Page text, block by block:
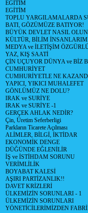
EGİTİM
EGİTİM
TOPLU YARGILAMALARDA
BATI, GÖZÜMÜZE BATIYOR!
BÜYÜK DEVLET NASIL
KÜLTÜR, BİLİM
MEDYA ve İLETİŞİM
YAZ, KIŞ SAATİ
ÇİN UÇUYOR DÜNYA ve BİZ
CUMHURİYET
CUMHURİYETLE NE
YAPICI, YIKICI MUHALEFET
GÖNLÜMÜZ NE DOLU?
IRAK ve SURİYE
IRAK ve SURİYE -1
GERÇEK AHLAK NEDİR?
Çin, Üretim Seferberligi
Parkların Ticarete Açılması
ALİMLER, BİLGİ, İKTİDAR
EKONOMİK DENGE
DÜĞÜNDE EĞLENİLİR
İŞ ve İSTİHDAM SORUNU
VERİMLİLİK
BOYABAT KALESİ
AŞIRI PARTİZANLIK!!
DAVET KRİZLERİ
ÜLKEMİZİN SORUNLARI - 1
ÜLKEMİZİN SORUNLARI
YÖNETİCİLERİMİZDEN